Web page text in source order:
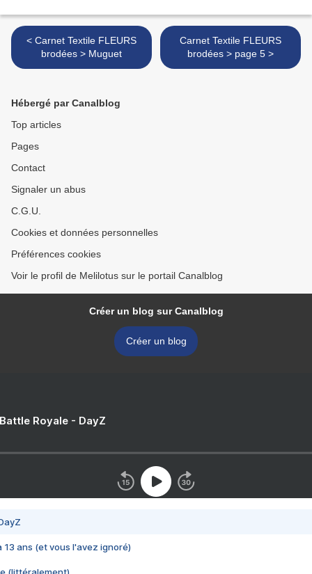
< Carnet Textile FLEURS
brodées > Muguet
Carnet Textile FLEURS
brodées > page 5 >
Hébergé par Canalblog
Top articles
Pages
Contact
Signaler un abus
C.G.U.
Cookies et données personnelles
Préférences cookies
Voir le profil de Melilotus sur le portail Canalblog
Créer un blog sur Canalblog
Créer un blog
Royale - DayZ
13 ans (et vous l'avez ignoré)